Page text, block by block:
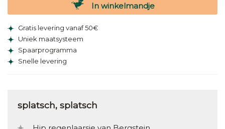
In winkelmandje
Gratis levering vanaf 50€
Uniek maatsysteem
Spaarprogramma
Snelle levering
splatsch, splatsch